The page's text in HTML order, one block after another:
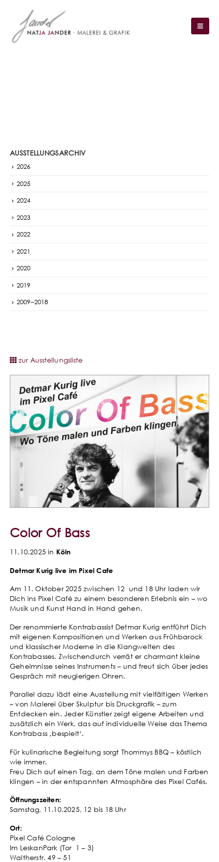
zur Ausstellungsliste
Color Of Bass
11.10.2025 in Köln
Detmar Kurig live im Pixel Cafe
Am 11. Oktober 2025 zwischen 12 und 18 Uhr laden wir
Dich ins Pixel Café zu einem besonderen Erlebnis ein – wo
Musik und Kunst Hand in Hand gehen.
Der renommierte Kontrabassist Detmar Kurig entführt Dich
mit eigenen Kompositionen und Werken aus Frühbarock
und klassischer Moderne in die Klangwelten des
Kontrabasses. Zwischendurch verrät er charmant kleine
Geheimnisse seines Instruments – und freut sich über jedes
Gespräch mit neugierigen Ohren.
Parallel dazu lädt eine Ausstellung mit vielfältigen Werken
– von Malerei über Skulptur bis Druckgrafik – zum
Entdecken ein. Jeder Künstler zeigt eigene Arbeiten und
zusätzlich ein Werk, das auf individuelle Weise das Thema
Kontrabass ‚bespielt‘.
Für kulinarische Begleitung sorgt Thommys BBQ – köstlich
wie immer.
Freu Dich auf einen Tag, an dem Töne malen und Farben
klingen – in der entspannten Atmosphäre des Pixel Cafés.
Öffnungszeiten:
Samstag, 11.10.2025, 12 bis 18 Uhr
Ort:
Pixel Café Cologne
Im LeskanPark (Tor 1 – 3)
Waltherstr. 49 – 51
AUSSTELLUNGSARCHIV
2026
2025
2024
2023
2022
2021
2020
2019
2009–2018